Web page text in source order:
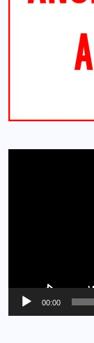
00:00